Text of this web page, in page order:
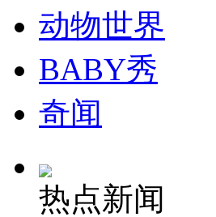
司机酒驾遇交警 急速倒车逃窜
动物世界
BABY秀
奇闻
热点新闻